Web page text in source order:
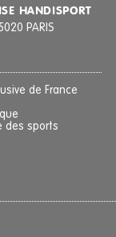
HANDISPORT
PARIS
de France
des sports